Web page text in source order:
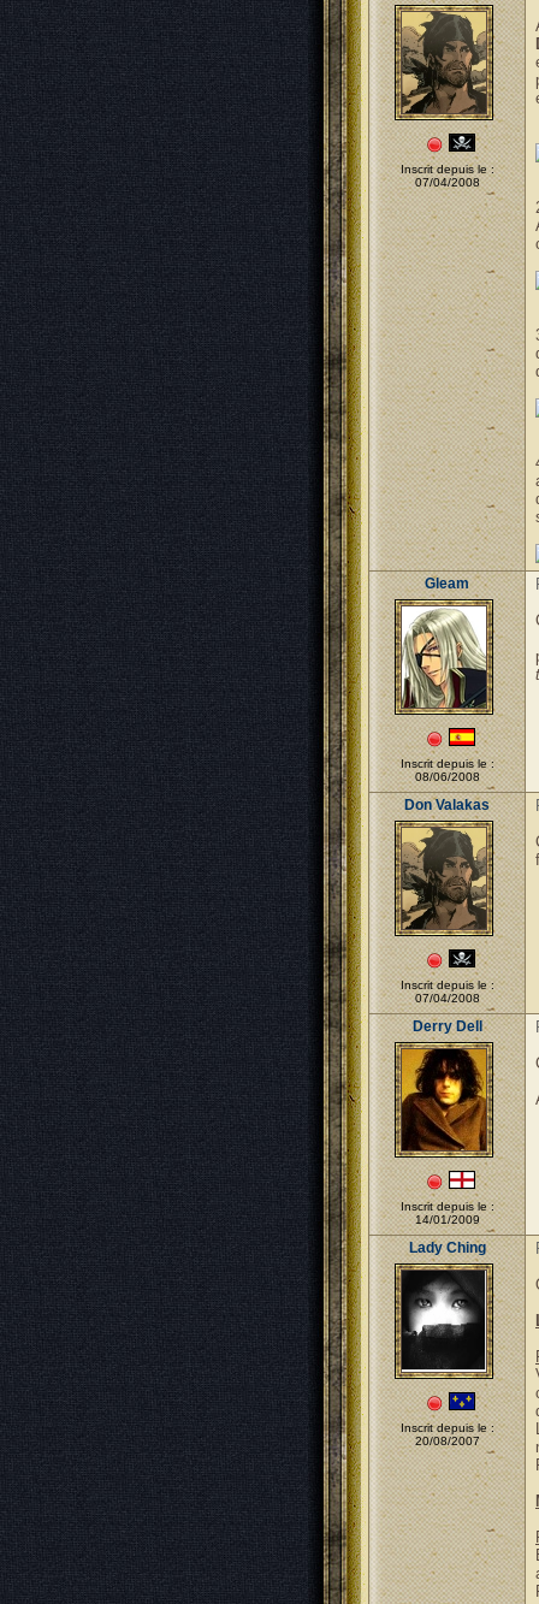
Inscrit depuis le :
07/04/2008
Gleam
Inscrit depuis le :
08/06/2008
Don Valakas
Inscrit depuis le :
07/04/2008
Derry Dell
Inscrit depuis le :
14/01/2009
Lady Ching
Inscrit depuis le :
20/08/2007